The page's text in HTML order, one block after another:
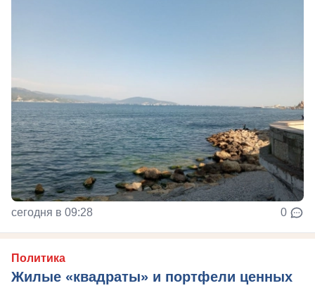
сегодня в 09:28 0
Политика
Жилые «квадраты» и портфели ценных